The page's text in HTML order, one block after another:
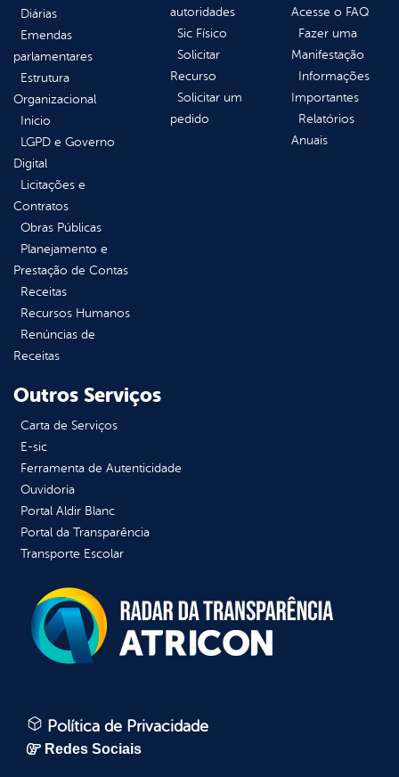
Diárias
Emendas
parlamentares
Estrutura
Organizacional
Inicio
LGPD e Governo
Digital
Licitações e
Contratos
Obras Públicas
Planejamento e
Prestação de Contas
Receitas
Recursos Humanos
Renúncias de
Receitas
autoridades
Sic Físico
Solicitar
Recurso
Solicitar um
pedido
Acesse o FAQ
Fazer uma
Manifestação
Informações
Importantes
Relatórios
Anuais
Outros Serviços
Carta de Serviços
E-sic
Ferramenta de Autenticidade
Ouvidoria
Portal Aldir Blanc
Portal da Transparência
Transporte Escolar
Política de Privacidade
Redes Sociais